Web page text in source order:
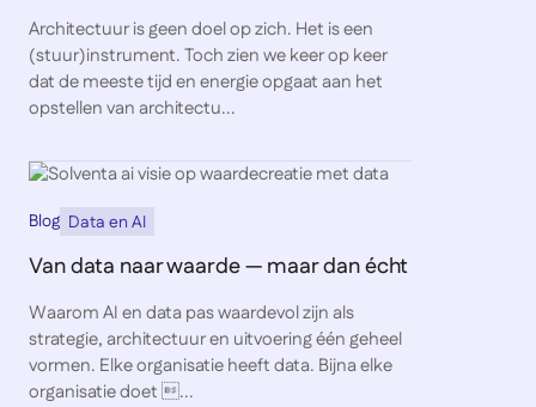
Architectuur is geen doel op zich. Het is een
(stuur)instrument. Toch zien we keer op keer
dat de meeste tijd en energie opgaat aan het
opstellen van architectu...
Blog Data en AI
Van data naar waarde — maar dan écht
Waarom AI en data pas waardevol zijn als
strategie, architectuur en uitvoering één geheel
vormen. Elke organisatie heeft data. Bijna elke
organisatie doet ...